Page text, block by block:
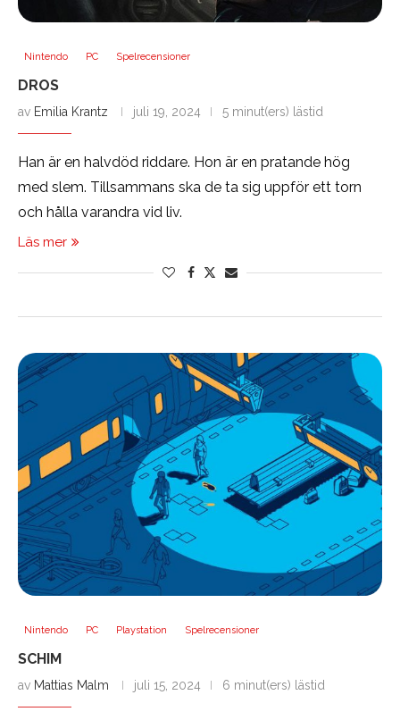
Nintendo PC Spelrecensioner
DROS
av Emilia Krantz juli 19, 2024 5 minut(ers) lästid
Han är en halvdöd riddare. Hon är en pratande hög
med slem. Tillsammans ska de ta sig uppför ett torn
och hålla varandra vid liv.
Läs mer
Nintendo PC Playstation Spelrecensioner
SCHIM
av Mattias Malm juli 15, 2024 6 minut(ers) lästid